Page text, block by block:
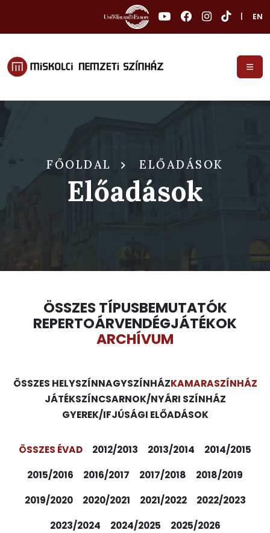
EN
FŐOLDAL ELŐADÁSOK
Előadások
ÖSSZES TÍPUSBEMUTATÓK
REPERTOÁRVENDÉGJÁTÉKOK
ARCHÍVUM
ÖSSZES HELYSZÍNNAGYSZÍNHÁZKAMARASZÍNHÁZ
JÁTÉKSZÍNCSARNOK/NYÁRI SZÍNHÁZ
GYEREK/IFJÚSÁGI ELŐADÁSOK
ÖSSZES ÉVAD 2012/2013 2013/2014
2014/2015
2015/2016
2016/2017 2017/2018
2018/2019
2019/2020
2020/2021 2021/2022
2022/2023
2023/2024
2024/2025 2025/2026